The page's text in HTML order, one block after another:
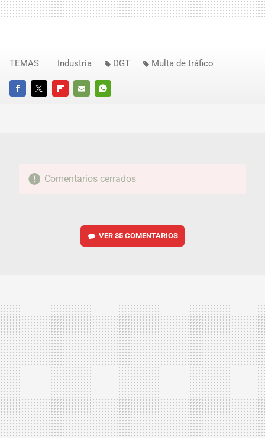
FACEBOOKTWITTERFLIPBOARD
E-
WHATSAPP
TEMAS Industria DGT Multa de tráfico
Comentarios cerrados
VER 35 COMENTARIOS